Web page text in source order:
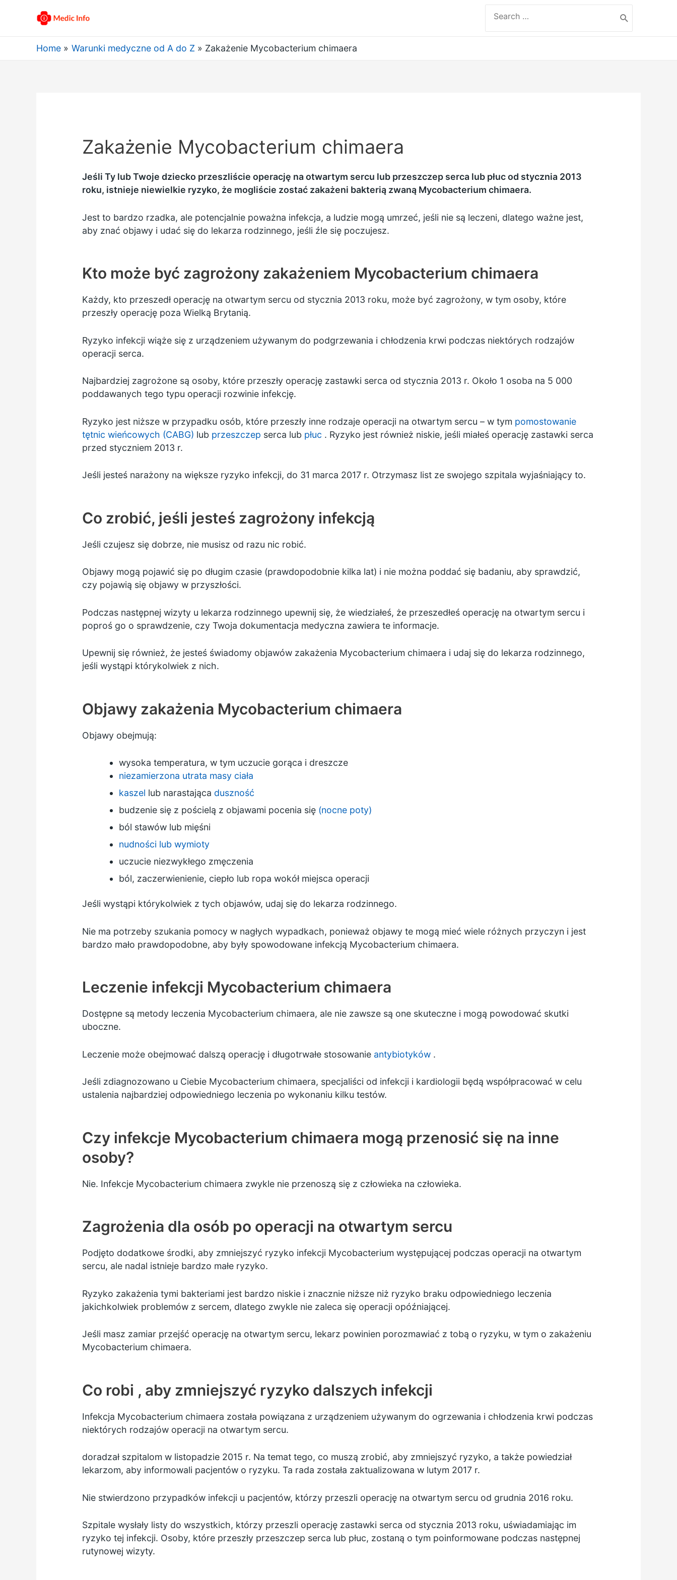
for:
Home Warunki medyczne od A do Z Zakażenie Mycobacterium chimaera
Zakażenie Mycobacterium chimaera
Jeśli Ty lub Twoje dziecko przeszliście operację na otwartym sercu lub przeszczep serca lub płuc od stycznia 2013
roku, istnieje niewielkie ryzyko, że mogliście zostać zakażeni bakterią zwaną Mycobacterium chimaera.
Jest to bardzo rzadka, ale potencjalnie poważna infekcja, a ludzie mogą umrzeć, jeśli nie są leczeni, dlatego ważne jest,
aby znać objawy i udać się do lekarza rodzinnego, jeśli źle się poczujesz.
Kto może być zagrożony zakażeniem Mycobacterium chimaera
Każdy, kto przeszedł operację na otwartym sercu od stycznia 2013 roku, może być zagrożony, w tym osoby, które
przeszły operację poza Wielką Brytanią.
Ryzyko infekcji wiąże się z urządzeniem używanym do podgrzewania i chłodzenia krwi podczas niektórych rodzajów
operacji serca.
Najbardziej zagrożone są osoby, które przeszły operację zastawki serca od stycznia 2013 r. Około 1 osoba na 5 000
poddawanych tego typu operacji rozwinie infekcję.
Ryzyko jest niższe w przypadku osób, które przeszły inne rodzaje operacji na otwartym sercu – w tym pomostowanie
tętnic wieńcowych (CABG) lub przeszczep serca lub płuc . Ryzyko jest również niskie, jeśli miałeś operację zastawki serca
przed styczniem 2013 r.
Jeśli jesteś narażony na większe ryzyko infekcji, do 31 marca 2017 r. Otrzymasz list ze swojego szpitala wyjaśniający to.
Co zrobić, jeśli jesteś zagrożony infekcją
Jeśli czujesz się dobrze, nie musisz od razu nic robić.
Objawy mogą pojawić się po długim czasie (prawdopodobnie kilka lat) i nie można poddać się badaniu, aby sprawdzić,
czy pojawią się objawy w przyszłości.
Podczas następnej wizyty u lekarza rodzinnego upewnij się, że wiedziałeś, że przeszedłeś operację na otwartym sercu i
poproś go o sprawdzenie, czy Twoja dokumentacja medyczna zawiera te informacje.
Upewnij się również, że jesteś świadomy objawów zakażenia Mycobacterium chimaera i udaj się do lekarza rodzinnego,
jeśli wystąpi którykolwiek z nich.
Objawy zakażenia Mycobacterium chimaera
Objawy obejmują:
wysoka temperatura, w tym uczucie gorąca i dreszcze
niezamierzona utrata masy ciała
kaszel lub narastająca duszność
budzenie się z pościelą z objawami pocenia się (nocne poty)
ból stawów lub mięśni
nudności lub wymioty
uczucie niezwykłego zmęczenia
ból, zaczerwienienie, ciepło lub ropa wokół miejsca operacji
Jeśli wystąpi którykolwiek z tych objawów, udaj się do lekarza rodzinnego.
Nie ma potrzeby szukania pomocy w nagłych wypadkach, ponieważ objawy te mogą mieć wiele różnych przyczyn i jest
bardzo mało prawdopodobne, aby były spowodowane infekcją Mycobacterium chimaera.
Leczenie infekcji Mycobacterium chimaera
Dostępne są metody leczenia Mycobacterium chimaera, ale nie zawsze są one skuteczne i mogą powodować skutki
uboczne.
Leczenie może obejmować dalszą operację i długotrwałe stosowanie antybiotyków.
Jeśli zdiagnozowano u Ciebie Mycobacterium chimaera, specjaliści od infekcji i kardiologii będą współpracować w celu
ustalenia najbardziej odpowiedniego leczenia po wykonaniu kilku testów.
Czy infekcje Mycobacterium chimaera mogą przenosić się na inne
osoby?
Nie. Infekcje Mycobacterium chimaera zwykle nie przenoszą się z człowieka na człowieka.
Zagrożenia dla osób po operacji na otwartym sercu
Podjęto dodatkowe środki, aby zmniejszyć ryzyko infekcji Mycobacterium występującej podczas operacji na otwartym
sercu, ale nadal istnieje bardzo małe ryzyko.
Ryzyko zakażenia tymi bakteriami jest bardzo niskie i znacznie niższe niż ryzyko braku odpowiedniego leczenia
jakichkolwiek problemów z sercem, dlatego zwykle nie zaleca się operacji opóźniającej.
Jeśli masz zamiar przejść operację na otwartym sercu, lekarz powinien porozmawiać z tobą o ryzyku, w tym o zakażeniu
Mycobacterium chimaera.
Co robi , aby zmniejszyć ryzyko dalszych infekcji
Infekcja Mycobacterium chimaera została powiązana z urządzeniem używanym do ogrzewania i chłodzenia krwi podczas
niektórych rodzajów operacji na otwartym sercu.
doradzał szpitalom w listopadzie 2015 r. Na temat tego, co muszą zrobić, aby zmniejszyć ryzyko, a także powiedział
lekarzom, aby informowali pacjentów o ryzyku. Ta rada została zaktualizowana w lutym 2017 r.
Nie stwierdzono przypadków infekcji u pacjentów, którzy przeszli operację na otwartym sercu od grudnia 2016 roku.
Szpitale wysłały listy do wszystkich, którzy przeszli operację zastawki serca od stycznia 2013 roku, uświadamiając im
ryzyko tej infekcji. Osoby, które przeszły przeszczep serca lub płuc, zostaną o tym poinformowane podczas następnej
rutynowej wizyty.